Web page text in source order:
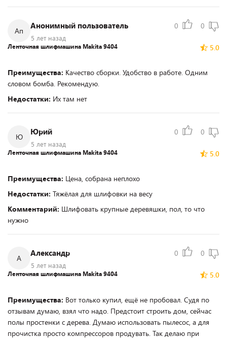
Ап
Анонимный пользователь
5 лет назад
0 0
5.0
Ленточная шлифмашина Makita 9404
Преимущества: Качество сборки. Удобство в работе. Одним
словом бомба. Рекомендую.
Недостатки: Их там нет
Ю
Юрий
5 лет назад
0 0
5.0
Ленточная шлифмашина Makita 9404
Преимущества: Цена, собрана неплохо
Недостатки: Тяжёлая для шлифовки на весу
Комментарий: Шлифовать крупные деревяшки, пол, то что
нужно
А
Александр
5 лет назад
0 0
5.0
Ленточная шлифмашина Makita 9404
Преимущества: Вот только купил, ещё не пробовал. Судя по
отзывам думаю, взял что надо. Предстоит строить дом, сейчас
полы простенки с дерева. Думаю использовать пылесос, а для
прочистка просто компрессоров продувать. Так делаю при